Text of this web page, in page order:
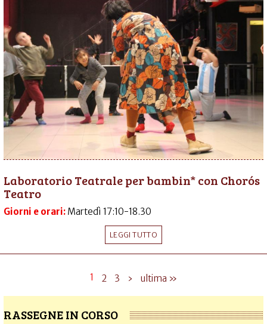
Laboratorio Teatrale per bambin* con Chorós
Teatro
Giorni e orari: Martedì 17:10-18.30
LEGGI TUTTO
1 2 3 › ultima »
RASSEGNE IN CORSO